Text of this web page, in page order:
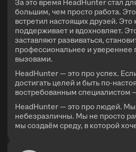
За это время HeadHunter стал
большим, чем просто работа.
встретил настоящих друзей. Это
поддерживает и вдохновляет.
заставляют развиваться,
профессиональнее и
вызовами.
HeadHunter — это про успех.
достигать целей и быть по-
востребованным специалистом
HeadHunter — это про людей. Мы
небезразличны. Мы не просто
мы создаём среду, в которой